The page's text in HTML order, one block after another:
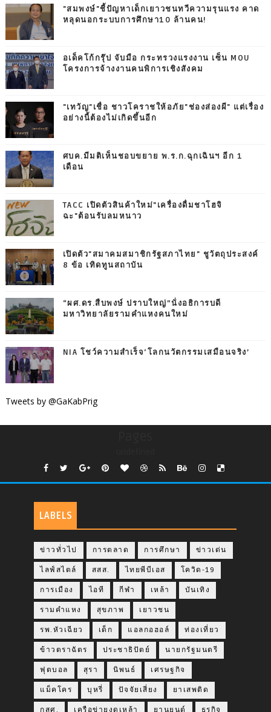
"สมพงษ์"ชี้ปัญหาเด็กเยาวชนทวีความรุนแรง คาด
หลุดนอกระบบการศึกษา10 ล้านคน!
อเด็คโก้กรุ๊ป จับมือ กระทรวงแรงงาน เซ็น MOU
โครงการจ้างงานคนพิการเชิงสังคม
"เทวัญ"เชื่อ ชาวโคราชให้อภัย"ช่องส่องผี" แต่เรื่อง
อย่างนี้ต้องไม่เกิดขึ้นอีก
ศบค.มีมติเห็นชอบขยาย พ.ร.ก.ฉุกเฉินฯ อีก 1
เดือน
TACC เปิดตัวสินค้าใหม่"เครื่องดื่มชาโฮจิ
ฉะ"ต้อนรับลมหนาว
เปิดตัว"สมาคมสมาชิกรัฐสภาไทย" ชูวัตถุประสงค์
8 ข้อ เทิดทูนสถาบัน
“ผศ.ดร.สืบพงษ์ ปราบใหญ่”นั่งอธิการบดี
มหาวิทยาลัยรามคำแหงคนใหม่
NIA โชว์ความสำเร็จ‘โลกนวัตกรรมเสมือนจริง’
Tweets by @GaKabPrig
LABELS
ข่าวทั่วไป การตลาด การศึกษา ข่าวเด่น
ไลฟ์สไตล์ สสส. ไทยพีบีเอส โควิด-19
การเมือง ไอที กีฬา เหล้า บันเทิง
รามคำแหง สุขภาพ เยาวชน
รพ.หัวเฉียว เด็ก แอลกอฮอล์ ท่องเที่ยว
ข้าวตราฉัตร ประชาธิปัตย์ นายกรัฐมนตรี
ฟุตบอล สุรา นิพนธ์ เศรษฐกิจ
แม็คโคร บุหรี่ ปัจจัยเสี่ยง ยาเสพติด
กสศ. เครือข่ายงดเหล้า ยานยนต์ ธุรกิจ